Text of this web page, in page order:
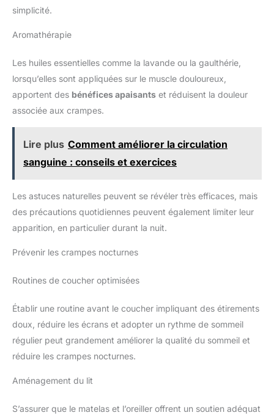
simplicité.
Aromathérapie
Les huiles essentielles comme la lavande ou la gaulthérie,
lorsqu’elles sont appliquées sur le muscle douloureux,
apportent des bénéfices apaisants et réduisent la douleur
associée aux crampes.
Lire plus Comment améliorer la circulation
sanguine : conseils et exercices
Les astuces naturelles peuvent se révéler très efficaces, mais
des précautions quotidiennes peuvent également limiter leur
apparition, en particulier durant la nuit.
Prévenir les crampes nocturnes
Routines de coucher optimisées
Établir une routine avant le coucher impliquant des étirements
doux, réduire les écrans et adopter un rythme de sommeil
régulier peut grandement améliorer la qualité du sommeil et
réduire les crampes nocturnes.
Aménagement du lit
S’assurer que le matelas et l’oreiller offrent un soutien adéquat